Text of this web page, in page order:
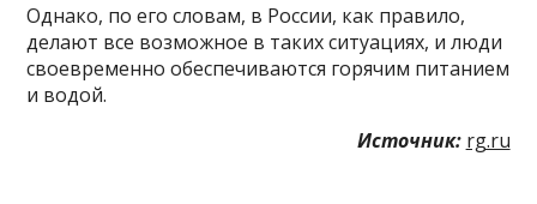
Однако, по его словам, в России, как правило,
делают все возможное в таких ситуациях, и люди
своевременно обеспечиваются горячим питанием
и водой.
Источник: rg.ru